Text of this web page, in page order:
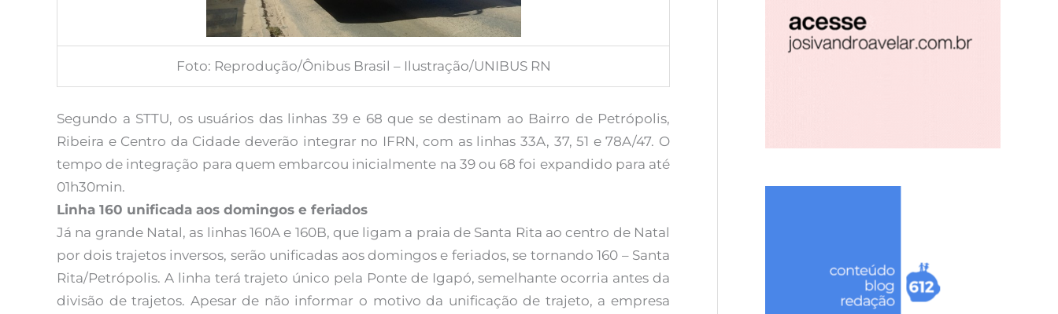
Foto: Reprodução/Ônibus Brasil – Ilustração/UNIBUS RN
Segundo a STTU, os usuários das linhas 39 e 68 que se destinam ao Bairro de Petrópolis,
Ribeira e Centro da Cidade deverão integrar no IFRN, com as linhas 33A, 37, 51 e 78A/47. O
tempo de integração para quem embarcou inicialmente na 39 ou 68 foi expandido para até
01h30min.
Linha 160 unificada aos domingos e feriados
Já na grande Natal, as linhas 160A e 160B, que ligam a praia de Santa Rita ao centro de Natal
por dois trajetos inversos, serão unificadas aos domingos e feriados, se tornando 160 – Santa
Rita/Petrópolis. A linha terá trajeto único pela Ponte de Igapó, semelhante ocorria antes da
divisão de trajetos. Apesar de não informar o motivo da unificação de trajeto, a empresa